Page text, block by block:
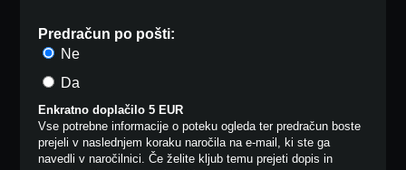
Predračun po pošti:
Ne
Da
Enkratno doplačilo 5 EUR
Vse potrebne informacije o poteku ogleda ter predračun boste
prejeli v naslednjem koraku naročila na e-mail, ki ste ga
navedli v naročilnici. Če želite kljub temu prejeti dopis in